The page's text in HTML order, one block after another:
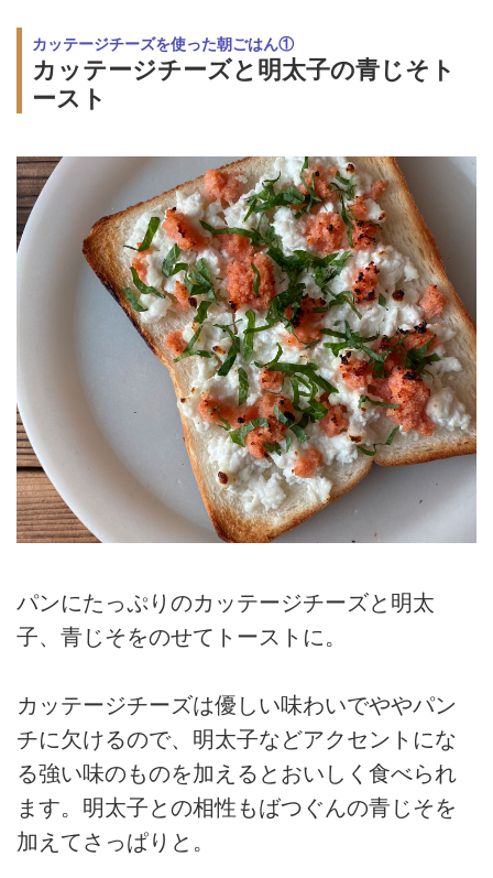
カッテージチーズを使った朝ごはん①
カッテージチーズと明太子の青じそト
ースト
パンにたっぷりのカッテージチーズと明太
子、青じそをのせてトーストに。
カッテージチーズは優しい味わいでややパン
チに欠けるので、明太子などアクセントにな
る強い味のものを加えるとおいしく食べられ
ます。明太子との相性もばつぐんの青じそを
加えてさっぱりと。